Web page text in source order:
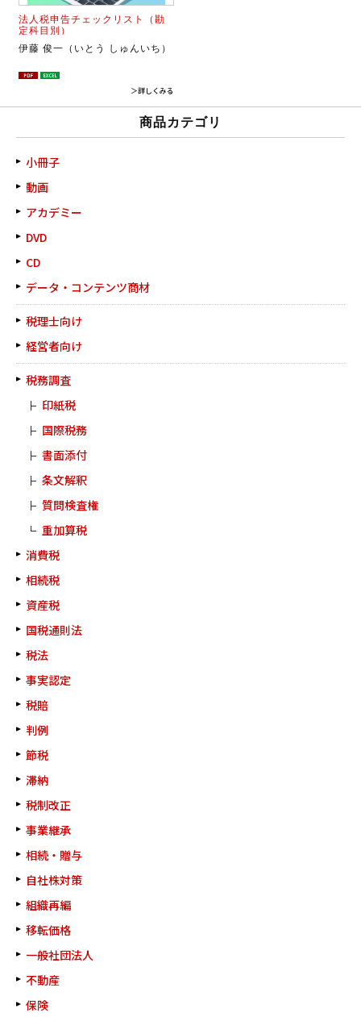
法人税申告チェックリスト（勘
定科目別）
伊藤 俊一（いとう しゅんいち）
＞詳しくみる
商品カテゴリ
小冊子
動画
アカデミー
DVD
CD
データ・コンテンツ商材
税理士向け
経営者向け
税務調査
印紙税
国際税務
書面添付
条文解釈
質問検査権
重加算税
消費税
相続税
資産税
国税通則法
税法
事実認定
税賠
判例
節税
滞納
税制改正
事業継承
相続・贈与
自社株対策
組織再編
移転価格
一般社団法人
不動産
保険